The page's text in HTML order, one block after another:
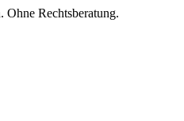
Ohne Rechtsberatung.